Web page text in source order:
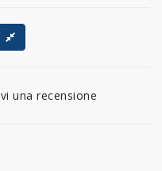
una recensione